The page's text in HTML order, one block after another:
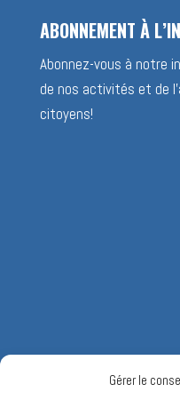
Gérer le
ABONNEMENT À
Abonnez-vous à notre
de nos activités et de
citoyens!